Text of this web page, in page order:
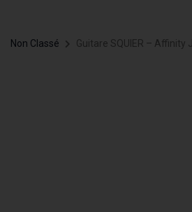
Non Classé Guitare SQUIER –